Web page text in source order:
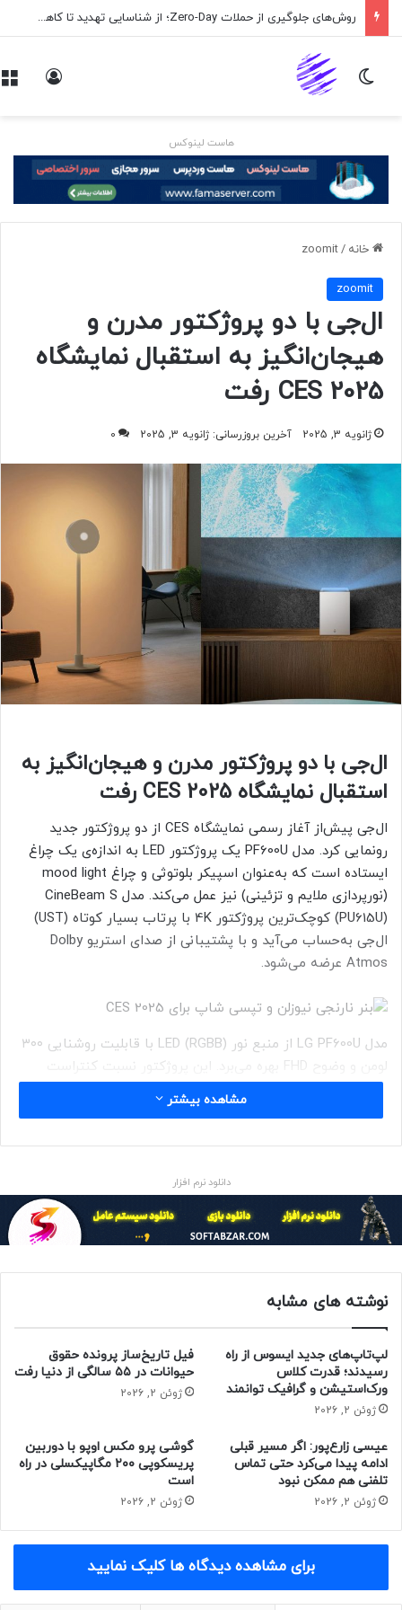
روش‌های جلوگیری از حملات Zero-Day؛ از شناسایی تهدید تا کاهش ریسک
تغییر پوسته
هاست لینوکس
خانه /
zoomit
zoomit
ال‌جی با دو پروژکتور مدرن و
هیجان‌انگیز به استقبال نمایشگاه
CES 2025 رفت
ژانویه 3, 2025 آخرین بروزرسانی: ژانویه 3, 2025 0
ال‌جی با دو پروژکتور مدرن و هیجان‌انگیز به
استقبال نمایشگاه CES 2025 رفت
ال‌جی پیش‌از آغاز رسمی نمایشگاه CES از دو پروژکتور جدید
رونمایی کرد. مدل PF600U یک پروژکتور LED به انداز‌ه‌ی یک چراغ
ایستاده است که به‌عنوان اسپیکر بلوتوثی و چراغ mood light
(نورپردازی ملایم و تزئینی) نیز عمل می‌کند. مدل CineBeam S
(PU615U) کوچک‌ترین پروژکتور 4K با پرتاب بسیار کوتاه (UST)
ال‌جی به‌حساب می‌آید و با پشتیبانی از صدای استریو Dolby
Atmos عرضه می‌شود.
مدل LG PF600U از منبع نور LED (RGBB) با قابلیت روشنایی ۳۰۰
لومن و وضوح FHD بهره می‌برد. این پروژکتور نسبت کنتراست
می‌کند.
مدل CineBeam S (PU615U) فشرده‌ترین پروژکتور UST 4K ال‌جی
CineBeam S دارای روشنایی ۵۰۰ لومن است، نسبت کنتراست
ارائه و ۱۵۴ درصد فضای رنگی DCI-P3 را پوشش می‌دهد.
مشاهده بیشتر
دانلود نرم افزار
نوشته های مشابه
لپ‌تاپ‌های جدید ایسوس از راه
رسیدند؛ قدرت کلاس
ورک‌استیشن و گرافیک توانمند
ژوئن 2, 2026
فیل تاریخ‌ساز پرونده حقوق
حیوانات در ۵۵ سالگی از دنیا رفت
ژوئن 2, 2026
عیسی زارع‌پور: اگر مسیر قبلی
ادامه پیدا می‌کرد حتی تماس
تلفنی هم ممکن نبود
ژوئن 2, 2026
گوشی پرو مکس اوپو با دوربین
پریسکوپی ۲۰۰ مگاپیکسلی در راه
است
ژوئن 2, 2026
برای مشاهده دیدگاه ها کلیک نمایید